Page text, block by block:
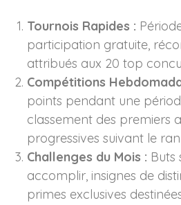
Tournois Rapides :
participation gratuite,
attribués aux 20 top
Compétitions
points pendant une
classement des premiers
progressives suivant le
Challenges du Mois : Buts
accomplir, insignes de
primes exclusives